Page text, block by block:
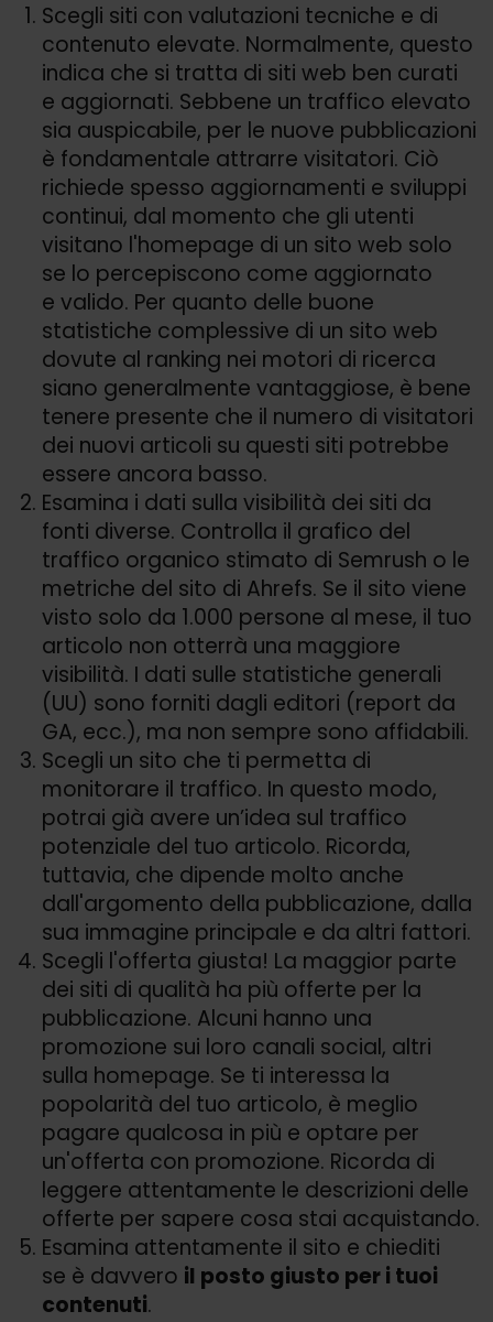
Scegli siti con valutazioni tecniche e di
contenuto elevate. Normalmente, questo
indica che si tratta di siti web ben curati
e aggiornati. Sebbene un traffico elevato
sia auspicabile, per le nuove pubblicazioni
è fondamentale attrarre visitatori. Ciò
richiede spesso aggiornamenti e sviluppi
continui, dal momento che gli utenti
visitano l'homepage di un sito web solo
se lo percepiscono come aggiornato
e valido. Per quanto delle buone
statistiche complessive di un sito web
dovute al ranking nei motori di ricerca
siano generalmente vantaggiose, è bene
tenere presente che il numero di visitatori
dei nuovi articoli su questi siti potrebbe
essere ancora basso.
Esamina i dati sulla visibilità dei siti da
fonti diverse. Controlla il grafico del
traffico organico stimato di Semrush o le
metriche del sito di Ahrefs. Se il sito viene
visto solo da 1.000 persone al mese, il tuo
articolo non otterrà una maggiore
visibilità. I dati sulle statistiche generali
(UU) sono forniti dagli editori (report da
GA, ecc.), ma non sempre sono affidabili.
Scegli un sito che ti permetta di
monitorare il traffico. In questo modo,
potrai già avere un’idea sul traffico
potenziale del tuo articolo. Ricorda,
tuttavia, che dipende molto anche
dall'argomento della pubblicazione, dalla
sua immagine principale e da altri fattori.
Scegli l'offerta giusta! La maggior parte
dei siti di qualità ha più offerte per la
pubblicazione. Alcuni hanno una
promozione sui loro canali social, altri
sulla homepage. Se ti interessa la
popolarità del tuo articolo, è meglio
pagare qualcosa in più e optare per
un'offerta con promozione. Ricorda di
leggere attentamente le descrizioni delle
offerte per sapere cosa stai acquistando.
Esamina attentamente il sito e chiediti
se è davvero il posto giusto per i tuoi
contenuti.